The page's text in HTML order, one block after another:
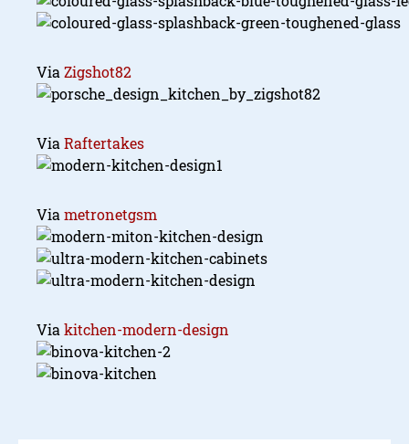
Via Zigshot82
Via Raftertakes
Via metronetgsm
Via kitchen-modern-design